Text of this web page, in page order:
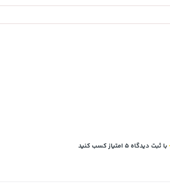
با ثبت دیدگاه 5 امتیاز کسب کنید